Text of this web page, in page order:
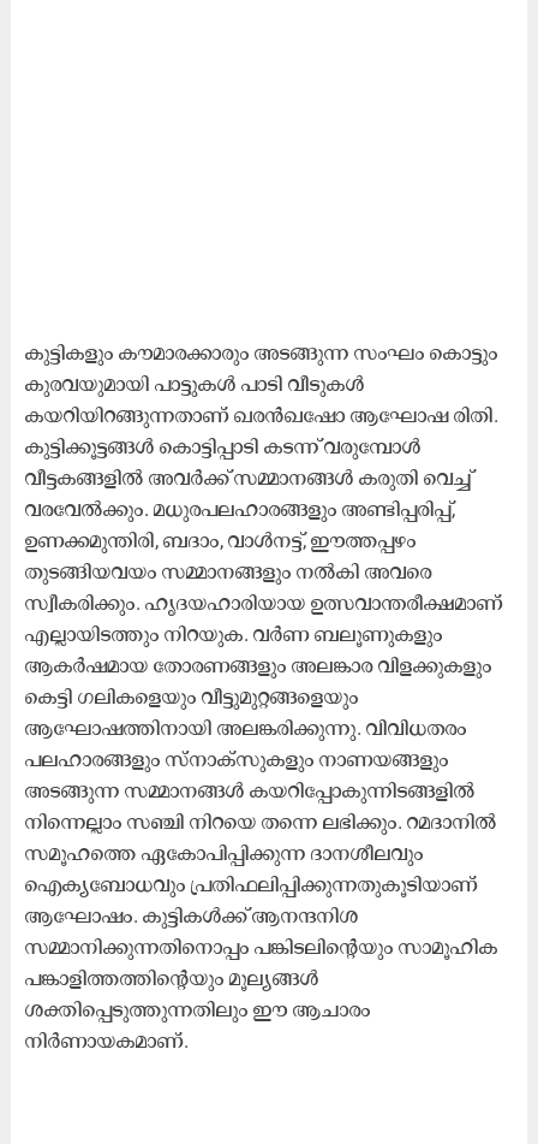
കുട്ടികളും കൗമാരക്കാരും അടങ്ങുന്ന സംഘം കൊട്ടും
കുരവയുമായി പാട്ടുകള്‍ പാടി വീടുകൾ
കയറിയിറങ്ങുന്നതാണ് ഖരൻഖഷോ ആഘോഷ രിതി.
കുട്ടിക്കൂട്ടങ്ങള്‍ കൊട്ടിപ്പാടി കടന്ന് വരുമ്പോൾ
വീട്ടകങ്ങളില്‍ അവര്‍ക്ക് സമ്മാനങ്ങള്‍ കരുതി വെച്ച്
വരവേല്‍ക്കും. മധുരപലഹാരങ്ങളും അണ്ടിപ്പരിപ്പ്,
ഉണക്കമുന്തിരി, ബദാം, വാൾനട്ട്, ഈത്തപ്പഴം
തുടങ്ങിയവയം സമ്മാനങ്ങളും നൽകി അവരെ
സ്വീകരിക്കും. ഹൃദയഹാരിയായ ഉത്സവാന്തരീക്ഷമാണ്
എല്ലായിടത്തും നിറയുക. വര്‍ണ ബലൂണുകളും
ആകര്‍ഷമായ തോരണങ്ങളും അലങ്കാര വിളക്കുകളും
കെട്ടി ഗലികളെയും വീട്ടുമുറ്റങ്ങളെയും
ആഘോഷത്തിനായി അലങ്കരിക്കുന്നു. വിവിധതരം
പലഹാരങ്ങളും സ്നാക്സുകളും നാണയങ്ങളും
അടങ്ങുന്ന സമ്മാനങ്ങള്‍ കയറിപ്പോകുന്നിടങ്ങളില്‍
നിന്നെല്ലാം സഞ്ചി നിറയെ തന്നെ ലഭിക്കും. റമദാനിൽ
സമൂഹത്തെ ഏകോപിപ്പിക്കുന്ന ദാനശീലവും
ഐക്യബോധവും പ്രതിഫലിപ്പിക്കുന്നതുകൂടിയാണ്
ആഘോഷം. കുട്ടികൾക്ക് ആനന്ദനിശ
സമ്മാനിക്കുന്നതിനൊപ്പം പങ്കിടലിന്റെയും സാമൂഹിക
പങ്കാളിത്തത്തിന്റെയും മൂല്യങ്ങൾ
ശക്തിപ്പെടുത്തുന്നതിലും ഈ ആചാരം
നിർണായകമാണ്.